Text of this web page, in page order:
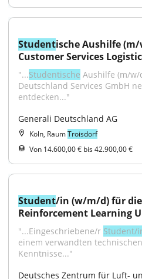
Studentische Aushilfe
Customer Services
"...Studentische Aushilfe (m/w/
Deutschland Services GmbH
entdecken..."
Generali Deutschland AG
Köln, RaumTroisdorf
Von 14.600,00 € bis 42.900,00 €
Student/in (w/m/d) für
Reinforcement Learning
"...Eingeschriebene/r Student/
einem verwandten
Kenntnisse..."
Deutsches Zentrum für Luft-